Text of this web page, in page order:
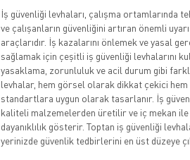
İş güvenliği levhaları, çalışma ortamlarında
ve çalışanların güvenliğini artıran önemli
araçlarıdır. İş kazalarını önlemek ve yasal
sağlamak için çeşitli iş güvenliği levhalarını
yasaklama, zorunluluk ve acil durum gibi
levhalar, hem görsel olarak dikkat çekici hem
standartlara uygun olarak tasarlanır. İş
kaliteli malzemelerden üretilir ve iç mekan ile
dayanıklılık gösterir. Toptan iş güvenliği
yerinizde güvenlik tedbirlerini en üst düzeye